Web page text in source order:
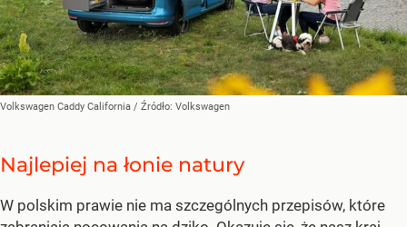
Volkswagen Caddy California / Źródło: Volkswagen
Najlepiej na łonie natury
W polskim prawie nie ma szczególnych przepisów, które